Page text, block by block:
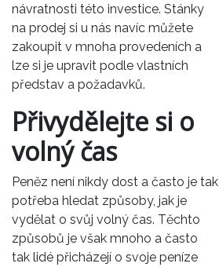
návratnosti této investice. Stánky
na prodej si u nás navíc můžete
zakoupit v mnoha provedeních a
lze si je upravit podle vlastních
představ a požadavků.
Přivydělejte si o
volný čas
Peněz není nikdy dost a často je tak
potřeba hledat způsoby, jak je
vydělat o svůj volný čas. Těchto
způsobů je však mnoho a často
tak lidé přicházejí o svoje peníze